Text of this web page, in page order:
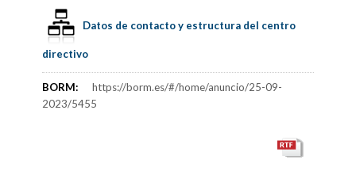
Datos de contacto y estructura del centro
directivo
BORM:
https://borm.es/#/home/anuncio/25-09-
2023/5455